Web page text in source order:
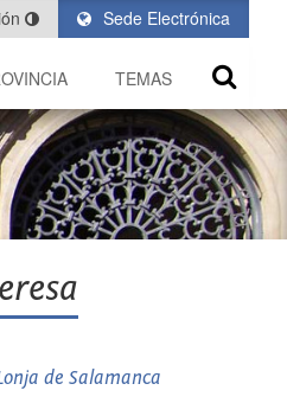
Sede Electrónica
TEMAS
de Salamanca